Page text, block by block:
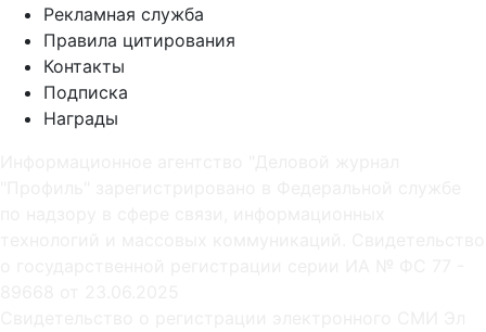
Рекламная служба
Правила цитирования
Контакты
Подписка
Награды